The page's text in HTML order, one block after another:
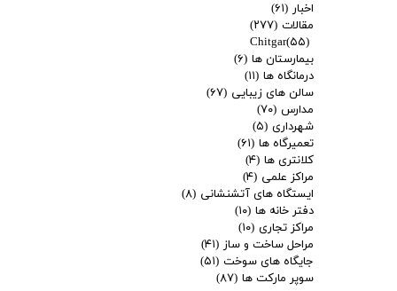
اخبار (۶۱)
مقالات (۲۷۷)
Chitgar(۵۵)
بیمارستان ها (۶)
درمانگاه ها (۱۱)
سالن های زیبایی (۶۷)
مدارس (۷۰)
شهرداری (۵)
تعمیرگاه ها (۶۱)
کلانتری ها (۴)
مراکز علمی (۴)
ایستگاه های آتشنشانی (۸)
دفتر خانه ها (۱۰)
مراکز تجاری (۱۰)
مراحل ساخت و ساز (۴۱)
جایگاه های سوخت (۵۱)
سوپر مارکت ها (۸۷)